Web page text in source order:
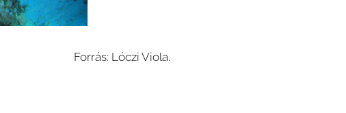
Forrás: Lóczi Viola.